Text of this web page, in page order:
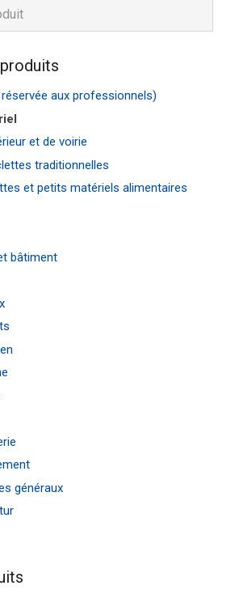
aux professionnels)
et de voirie
traditionnelles
et petits matériels alimentaires
bâtiment
généraux